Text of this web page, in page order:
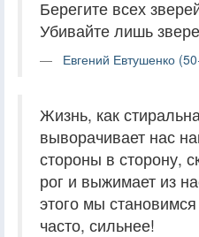
Берегите всех
Убивайте лишь
Евгений Евтушенко
Жизнь, как
выворачивает нас
стороны в сторону,
рог и выжимает из
этого мы
часто, сильнее!